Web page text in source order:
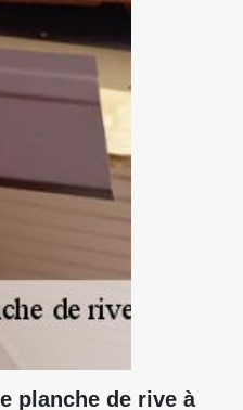
planche de rive à